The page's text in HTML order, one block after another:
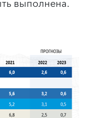
выполнена.